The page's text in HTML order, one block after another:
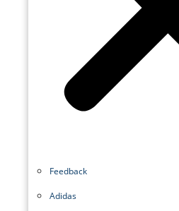
Feedback
Adidas